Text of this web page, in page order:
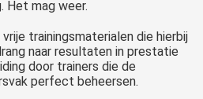
Het mag weer.
trainingsmaterialen die hierbij
naar resultaten in prestatie
door trainers die de
perfect beheersen.